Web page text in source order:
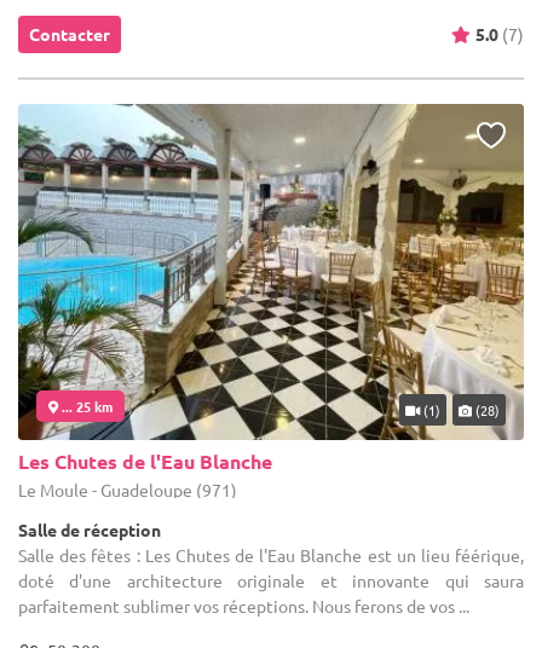
Contacter 5.0 (7)
... 25 km (1) (28)
Les Chutes de l'Eau Blanche
Le Moule - Guadeloupe (971)
Salle de réception
Salle des fêtes : Les Chutes de l'Eau Blanche est un lieu féérique,
doté d'une architecture originale et innovante qui saura
parfaitement sublimer vos réceptions. Nous ferons de vos ...